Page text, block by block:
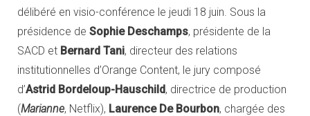
délibéré en visio-conférence le jeudi 18 juin. Sous la
présidence de Sophie Deschamps, présidente de la
SACD et Bernard Tani, directeur des relations
institutionnelles d’Orange Content, le jury composé
d’Astrid Bordeloup-Hauschild, directrice de production
(Marianne, Netflix), Laurence De Bourbon, chargée des